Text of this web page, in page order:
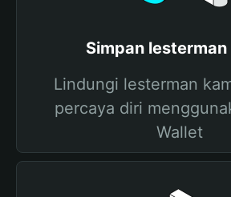
Simpan lesterman
Lindungi lesterman
percaya diri
Wallet